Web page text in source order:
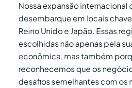
Nossa expansão
desembarque em locais
Reino Unido e Japão. Essas
escolhidas não apenas pela
econômica, mas também
reconhecemos que os
desafios semelhantes com os